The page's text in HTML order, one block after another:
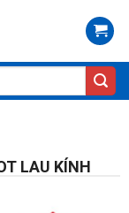
LAU KÍNH